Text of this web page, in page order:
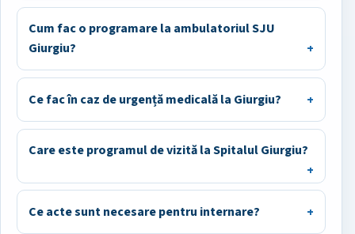
Cum fac o programare la ambulatoriul SJU
Giurgiu?
Ce fac în caz de urgență medicală la Giurgiu?
Care este programul de vizită la Spitalul Giurgiu?
Ce acte sunt necesare pentru internare?